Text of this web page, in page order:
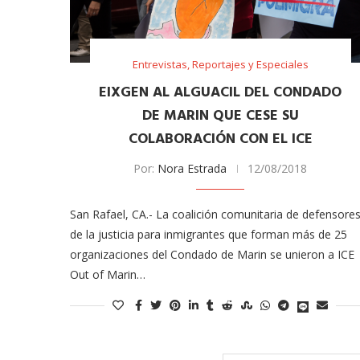
Entrevistas, Reportajes y Especiales
EIXGEN AL ALGUACIL DEL CONDADO
DE MARIN QUE CESE SU
COLABORACIÓN CON EL ICE
Por: Nora Estrada 12/08/2018
San Rafael, CA.- La coalición comunitaria de defensores
de la justicia para inmigrantes que forman más de 25
organizaciones del Condado de Marin se unieron a ICE
Out of Marin…
CDC claims...